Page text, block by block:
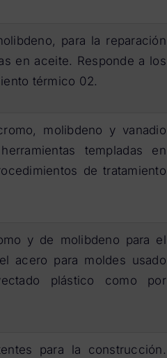
para la reparación
en aceite. Responde a los
térmico 02.
molibdeno y vanadio
templadas en
de tratamiento
y de molibdeno para el
acero para moldes usado
plástico como por
para la construcción.